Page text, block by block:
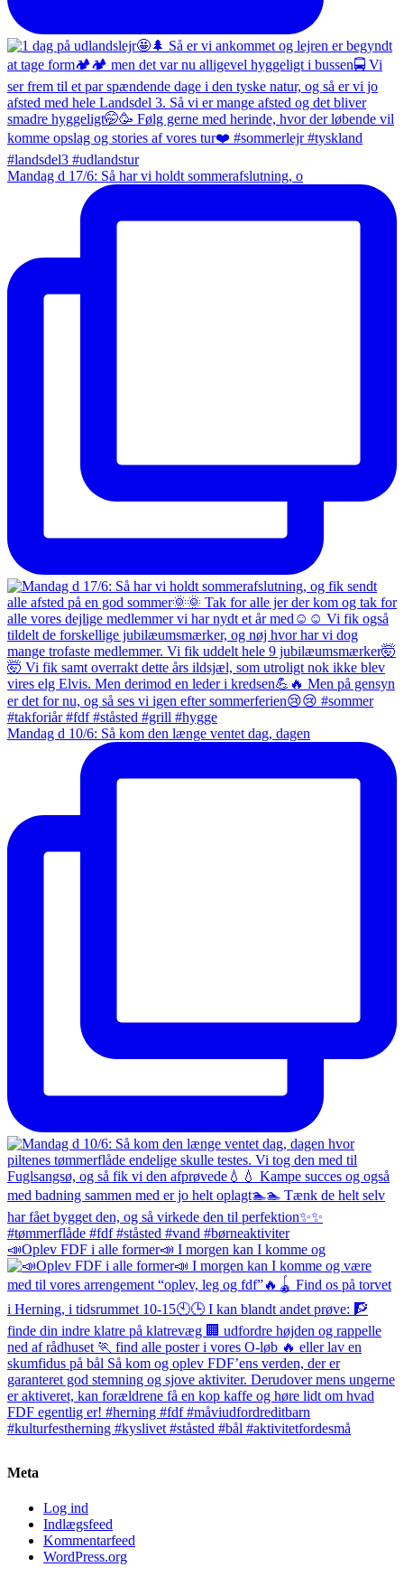
Mandag d 17/6: Så har vi holdt sommerafslutning, o
Mandag d 10/6: Så kom den længe ventet dag, dagen
📣Oplev FDF i alle former📣 I morgen kan I komme og
Meta
Log ind
Indlægsfeed
Kommentarfeed
WordPress.org